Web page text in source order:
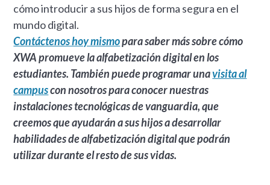
cómo introducir a sus hijos de forma segura en el
mundo digital.
Contáctenos hoy mismopara saber más sobre cómo
XWA promueve la alfabetización digital en los
estudiantes. También puede programar unavisita al
campuscon nosotros para conocer nuestras
instalaciones tecnológicas de vanguardia, que
creemos que ayudarán a sus hijos a desarrollar
habilidades de alfabetización digital que podrán
utilizar durante el resto de sus vidas.